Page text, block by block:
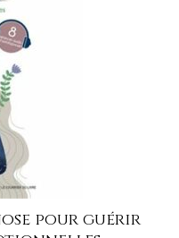
pour guérir